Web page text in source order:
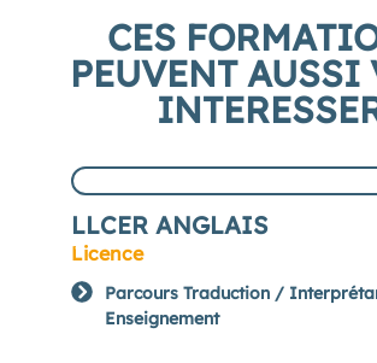
CES
PEUVENT AUSSI
LLCER ANGLAIS
Licence
Parcours Traduction /
Enseignement